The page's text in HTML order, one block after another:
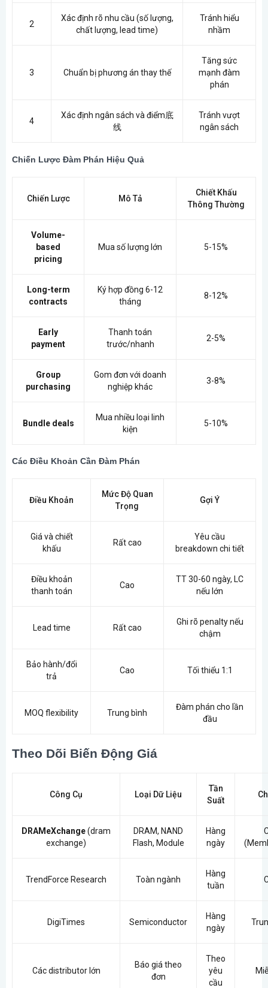
2
Xác định rõ nhu cầu (số lượng,
chất lượng, lead time)
Tránh hiểu
nhầm
3 Chuẩn bị phương án thay thế
Tăng sức
mạnh đàm
phán
4
Xác định ngân sách và điểm底
线
Tránh vượt
ngân sách
Chiến Lược Đàm Phán Hiệu Quả
Chiến Lược Mô Tả
Chiết Khấu
Thông Thường
Volume-
based
pricing
Mua số lượng lớn 5-15%
Long-term
contracts
Ký hợp đồng 6-12
tháng
8-12%
Early
payment
Thanh toán
trước/nhanh
2-5%
Group
purchasing
Gom đơn với doanh
nghiệp khác
3-8%
Bundle deals
Mua nhiều loại linh
kiện
5-10%
Các Điều Khoản Cần Đàm Phán
Điều Khoản
Mức Độ Quan
Trọng
Gợi Ý
Giá và chiết
khấu
Rất cao
Yêu cầu
breakdown chi tiết
Điều khoản
thanh toán
Cao
TT 30-60 ngày, LC
nếu lớn
Lead time Rất cao
Ghi rõ penalty nếu
chậm
Bảo hành/đổi
trả
Cao Tối thiểu 1:1
MOQ flexibility Trung bình
Đàm phán cho lần
đầu
Theo Dõi Biến Động Giá
Công Cụ Loại Dữ Liệu
Tần
Suất
DRAMeXchange(dram
exchange)
DRAM, NAND
Flash, Module
Hàng
ngày
TrendForce Research Toàn ngành
Hàng
tuần
DigiTimes Semiconductor
Hàng
ngày
Các distributor lớn
Báo giá theo
đơn
Theo
yêu
cầu